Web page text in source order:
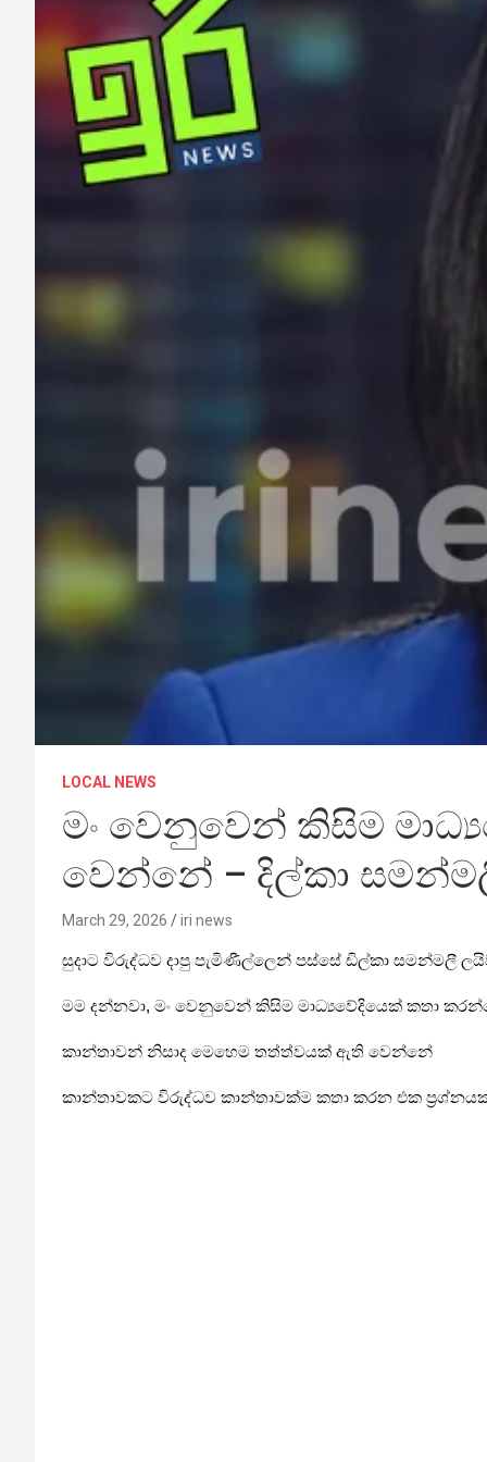
LOCAL NEWS
මං වෙනුවෙන් කිසිම
වෙන්නේ – දිල්කා
March 29, 2026 iri news
සුදාට විරුද්ධව දාපු පැමිණීල්ලෙන් පස්සේ ඩිල්කා සමන්මලී
මම දන්නවා, මං වෙනුවෙන් කිසිම මාධ්‍යවේදියෙක් කතා
කාන්තාවන් නිසාද මෙහෙම තත්ත්වයක් ඇති වෙන්නේ
කාන්තාවකට විරුද්ධව කාන්තාවක්ම කතා කරන එක